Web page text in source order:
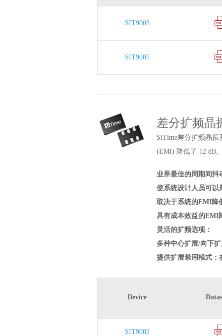
SIT9003
SIT9005
差分扩频晶
SiTime差分扩频晶
(EMI) 降低了 12 dB
业界最佳的周期间抖
使系统设计人员可以
取决于系统的EMI降
具有成本效益的EMI
灵活的扩频选项：
多种中心扩展/向下
提供扩展禁用模式
Device
SIT9002